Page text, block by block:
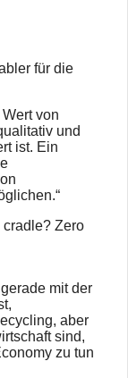
für die
von
und
ist. Ein
cradle? Zero
mit der
aber
sind,
zu tun